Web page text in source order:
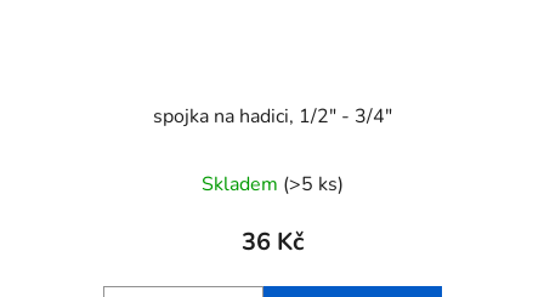
spojka na hadici, 1/2" - 3/4"
Skladem (>5 ks)
36 Kč